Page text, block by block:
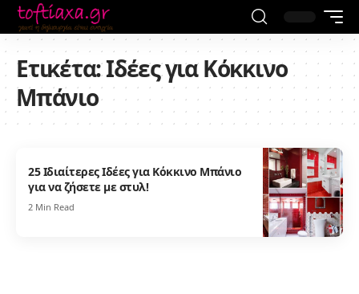
Ετικέτα:Ιδέες για Κόκκινο
Μπάνιο
25 Ιδιαίτερες Ιδέες για Κόκκινο Μπάνιο
για να ζήσετε με στυλ!
2 Min Read